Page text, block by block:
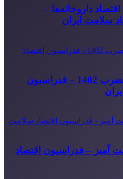
داروخانه‌ها –
سلامت ایران
جشنواره امین‌الضرب 1402 – فدراسیون
آمیز – فدراسیون اقتصاد